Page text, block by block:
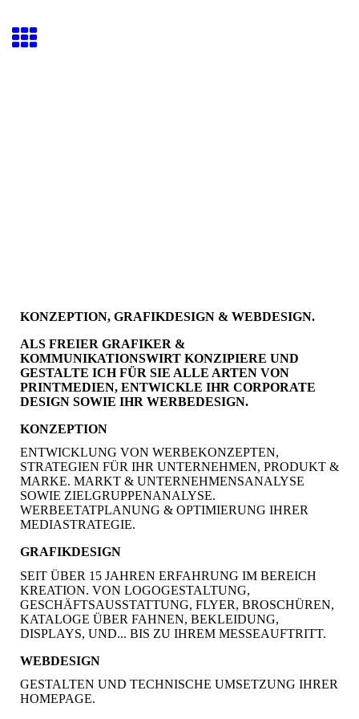
KONZEPTION, GRAFIKDESIGN & WEBDESIGN.
ALS FREIER GRAFIKER &
KOMMUNIKATIONSWIRT KONZIPIERE UND
GESTALTE ICH FÜR SIE ALLE ARTEN VON
PRINTMEDIEN, ENTWICKLE IHR CORPORATE
DESIGN SOWIE IHR WERBEDESIGN.
KONZEPTION
ENTWICKLUNG VON WERBEKONZEPTEN,
STRATEGIEN FÜR IHR UNTERNEHMEN, PRODUKT &
MARKE. MARKT & UNTERNEHMENSANALYSE
SOWIE ZIELGRUPPENANALYSE.
WERBEETATPLANUNG & OPTIMIERUNG IHRER
MEDIASTRATEGIE.
GRAFIKDESIGN
SEIT ÜBER 15 JAHREN ERFAHRUNG IM BEREICH
KREATION. VON LOGOGESTALTUNG,
GESCHÄFTSAUSSTATTUNG, FLYER, BROSCHÜREN,
KATALOGE ÜBER FAHNEN, BEKLEIDUNG,
DISPLAYS, UND... BIS ZU IHREM MESSEAUFTRITT.
WEBDESIGN
GESTALTEN UND TECHNISCHE UMSETZUNG IHRER
HOMEPAGE.